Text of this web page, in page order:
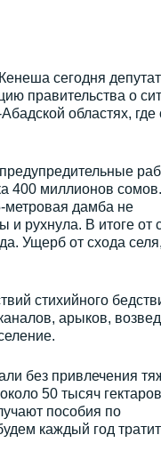
сегодня
правительства о
областях,
400 миллионов сомов.
метровая дамба не
рухнула. В итоге от
Ущерб от схода
стихийного
арыков,
без привлечения
50 тысяч
пособия по
каждый год